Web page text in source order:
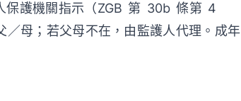
保護機關指示（ZGB 第 30b 條第 4
母；若父母不在，由監護人代理。成年